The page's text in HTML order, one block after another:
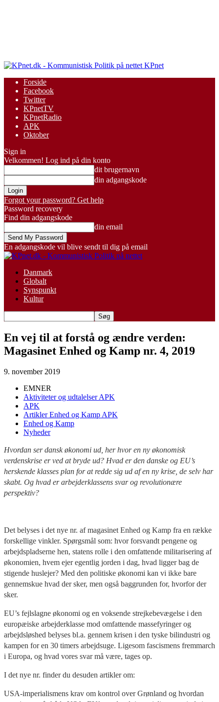
KPnet
Forside
Facebook
Twitter
KPnetTV
KPnetRadio
APK
Oktober
Sign in
Velkommen! Log ind på din konto
dit brugernavn
din adgangskode
Forgot your password? Get help
Password recovery
Find din adgangskode
din email
En adgangskode vil blive sendt til dig på email
Danmark
Globalt
Synspunkt
Kultur
En vej til at forstå og ændre verden:
Magasinet Enhed og Kamp nr. 4, 2019
9. november 2019
EMNER
Aktiviteter og udtalelser APK
APK
Artikler Enhed og Kamp APK
Enhed og Kamp
Nyheder
Hvordan ser dansk økonomi ud, her hvor en ny økonomisk
verdenskrise er ved at bryde ud? Hvad er den danske og EU’s
herskende klasses plan for at redde sig ud af en ny krise, de selv har
skabt. Og hvad er arbejderklassens svar og revolutionære
perspektiv?
Det belyses i det nye nr. af magasinet Enhed og Kamp fra en række
forskellige vinkler. Spørgsmål som: hvor forsvandt pengene og
arbejdspladserne hen, statens rolle i den omfattende militarisering af
økonomien, hvem ejer egentlig jorden i dag, hvad ligger bag de
stigende huslejer? Med den politiske økonomi kan vi ikke bare
gennemskue hvad der sker, men også baggrunden for, hvorfor der
sker.
EU’s fejlslagne økonomi og en voksende strejkebevægelse i den
europæiske arbejderklasse mod omfattende massefyringer og
arbejdsløshed belyses bl.a. gennem krisen i den tyske bilindustri og
kampen for en 30 timers arbejdsuge. Ligesom fascismens fremmarch
i Europa, og hvad vores svar må være, tages op.
I det nye nr. finder du desuden artikler om:
USA-imperialismens krav om kontrol over Grønland og hvordan